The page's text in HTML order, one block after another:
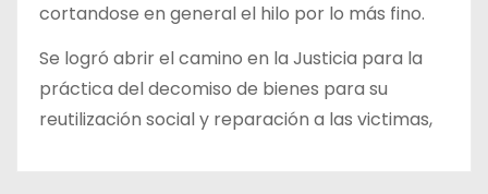
cortandose en general el hilo por lo más fino.
Se logró abrir el camino en la Justicia para la
práctica del decomiso de bienes para su
reutilización social y reparación a las victimas,